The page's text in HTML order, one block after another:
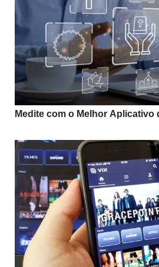
Medite com o Melhor Aplicativo